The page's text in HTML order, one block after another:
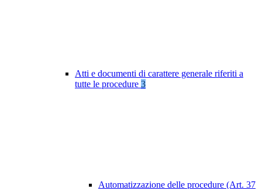
Atti e documenti di carattere generale riferiti a
tutte le procedure 3
Automatizzazione delle procedure (Art. 37